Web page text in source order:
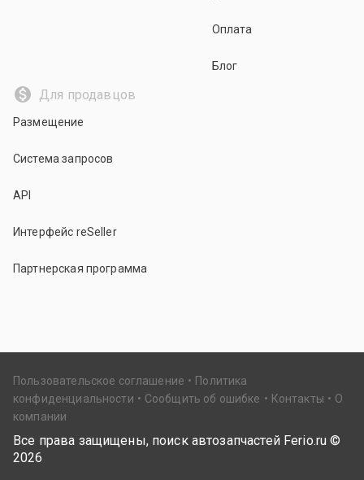
Оплата
Блог
Для продавцов
Размещение
Система запросов
API
Интерфейс reSeller
Партнерская программа
Пользовательское соглашение
Политика
конфиденциальности
Сообщить об ошибке Контакты
О
компании
Все права защищены, поиск автозапчастей Ferio.ru ©
2026